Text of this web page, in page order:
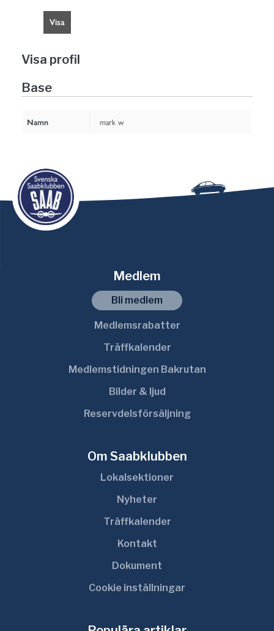
Visa
Visa profil
Base
Namn mark w
Medlem
Bli medlem
Medlemsrabatter
Träffkalender
Medlemstidningen Bakrutan
Bilder & ljud
Reservdelsförsäljning
Om Saabklubben
Lokalsektioner
Nyheter
Träffkalender
Kontakt
Dokument
Cookie inställningar